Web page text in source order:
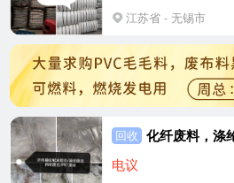
江苏省 - 无锡市
回收
电议